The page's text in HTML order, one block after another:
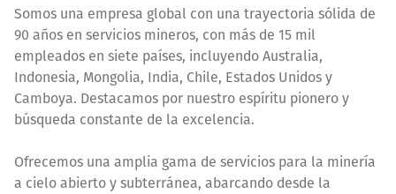
Somos una empresa global con una trayectoria sólida de
90 años en servicios mineros, con más de 15 mil
empleados en siete países, incluyendo Australia,
Indonesia, Mongolia, India, Chile, Estados Unidos y
Camboya. Destacamos por nuestro espíritu pionero y
búsqueda constante de la excelencia.
Ofrecemos una amplia gama de servicios para la minería
a cielo abierto y subterránea, abarcando desde la